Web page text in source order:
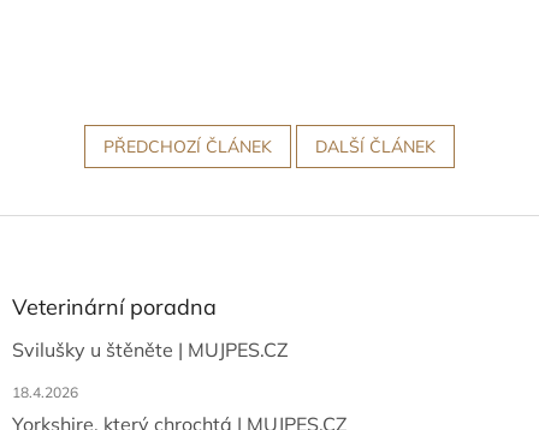
PŘEDCHOZÍ ČLÁNEK DALŠÍ ČLÁNEK
Z
aVeterinární poradna
Svilušky u štěněte | MUJPES.CZ
18.4.2026
Yorkshire, který chrochtá | MUJPES.CZ